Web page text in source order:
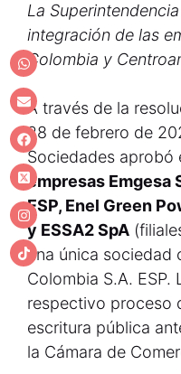
La
integración de las
Colombia y
A través de la
28 de febrero de
Sociedades aprobó
empresas Emgesa
ESP, Enel Green
y ESSA2 SpA
una única sociedad
Colombia S.A. ESP.
respectivo proceso
escritura pública
la Cámara de